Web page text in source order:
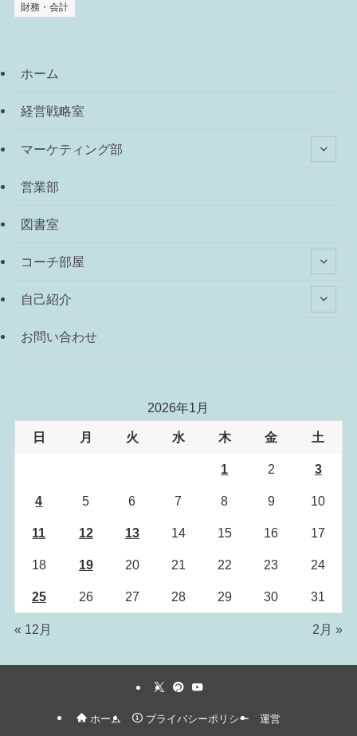
財務・会計
ホーム
経営戦略室
マーケティング部
営業部
図書室
コーチ部屋
自己紹介
お問い合わせ
2026年1月
日 月 火 水 木 金 土
1 2 3
4 5 6 7 8 9 10
11 12 13 14 15 16 17
18 19 20 21 22 23 24
25 26 27 28 29 30 31
« 12月 2月 »
ホーム プライバシーポリシー 運営